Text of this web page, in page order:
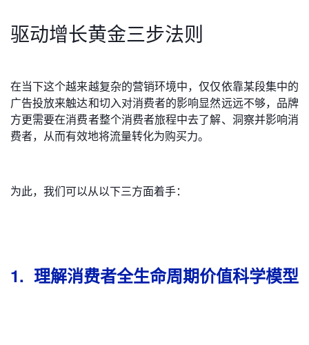
驱动增长黄金三步法则
在当下这个越来越复杂的营销环境中，仅仅依靠某段集中的
广告投放来触达和切入对消费者的影响显然远远不够，品牌
方更需要在消费者整个消费者旅程中去了解、洞察并影响消
费者，从而有效地将流量转化为购买力。
为此，我们可以从以下三方面着手：
1. 理解消费者全生命周期价值科学模型